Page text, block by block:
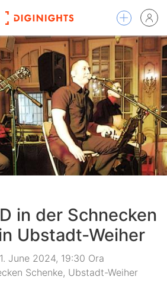
in der Schnecken
Ubstadt-Weiher
June 2024, 19:30 Ora
Schenke, Ubstadt-Weiher